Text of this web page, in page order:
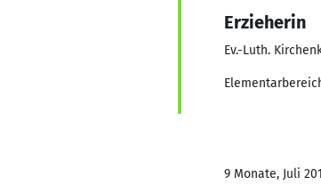
Erzieherin
Ev.-Luth.
9 Monate, Juli